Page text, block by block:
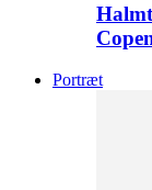
Portræt